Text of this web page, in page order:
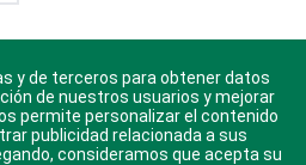
para Android, iOS y
Huawei.
y de terceros para obtener datos
de nuestros usuarios y mejorar
permite personalizar el contenido
publicidad relacionada a sus
consideramos que acepta su